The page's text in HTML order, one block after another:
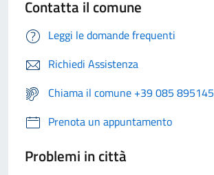
Contatta il comune
Leggi le domande frequenti
Richiedi Assistenza
Chiama il comune +39 085 895145
Prenota un appuntamento
Problemi in città